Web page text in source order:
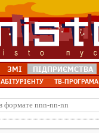
ЗМІ ПІДПРИЄМСТВА
АБІТУРІЄНТУ ТВ-ПРОГРАМА